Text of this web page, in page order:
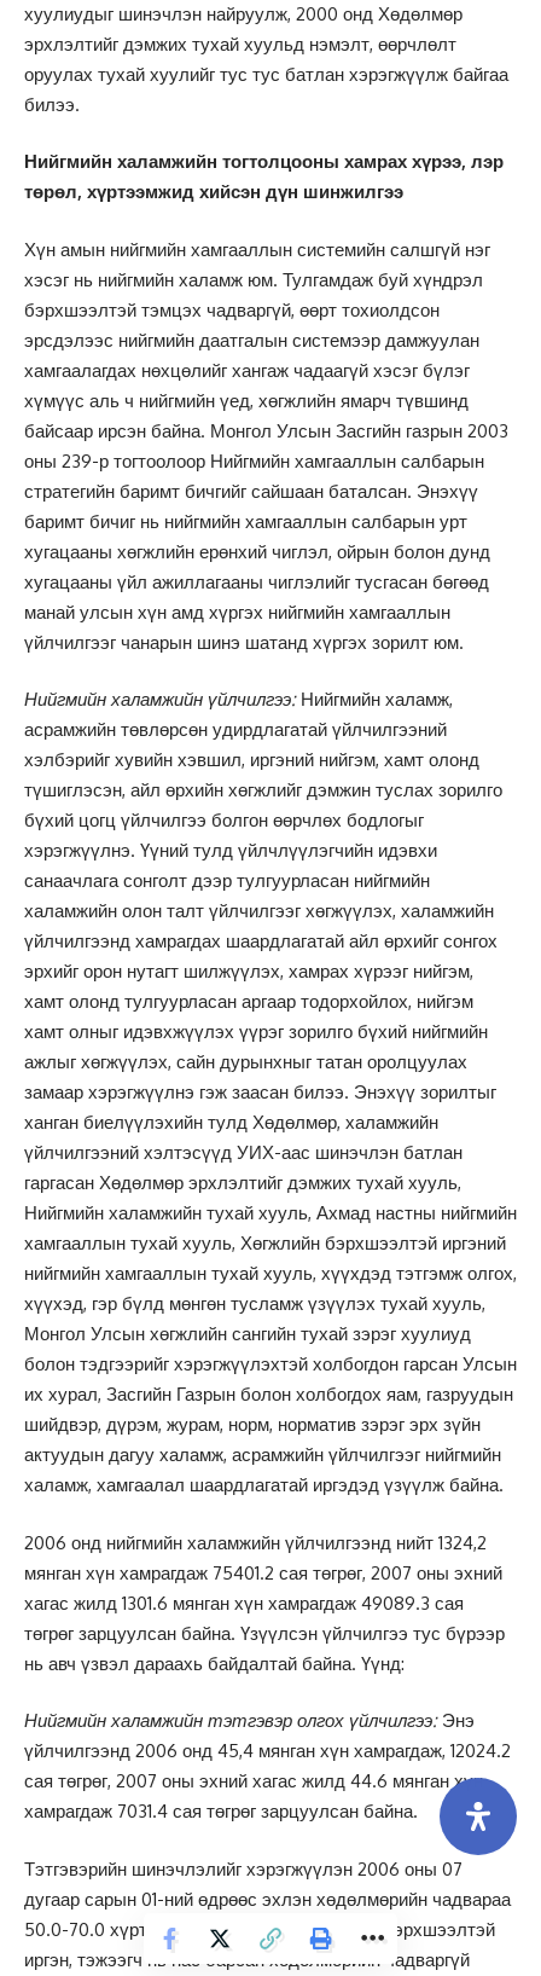
хуулиудыг шинэчлэн найруулж, 2000 онд Хөдөлмөр
эрхлэлтийг дэмжих тухай хуульд нэмэлт, өөрчлөлт
оруулах тухай хуулийг тус тус батлан хэрэгжүүлж байгаа
билээ.
Нийгмийн халамжийн тогтолцооны хамрах хүрээ, лэр
төрөл, хүртээмжид хийсэн дүн шинжилгээ
Хүн амын нийгмийн хамгааллын системийн салшгүй нэг
хэсэг нь нийгмийн халамж юм. Тулгамдаж буй хүндрэл
бэрхшээлтэй тэмцэх чадваргүй, өөрт тохиолдсон
эрсдэлээс нийгмийн даатгалын системээр дамжуулан
хамгаалагдах нөхцөлийг хангаж чадаагүй хэсэг бүлэг
хүмүүс аль ч нийгмийн үед, хөгжлийн ямарч түвшинд
байсаар ирсэн байна. Монгол Улсын Засгийн газрын 2003
оны 239-р тогтоолоор Нийгмийн хамгааллын салбарын
стратегийн баримт бичгийг сайшаан баталсан. Энэхүү
баримт бичиг нь нийгмийн хамгааллын салбарын урт
хугацааны хөгжлийн ерөнхий чиглэл, ойрын болон дунд
хугацааны үйл ажиллагааны чиглэлийг тусгасан бөгөөд
манай улсын хүн амд хүргэх нийгмийн хамгааллын
үйлчилгээг чанарын шинэ шатанд хүргэх зорилт юм.
Нийгмийн халамжийн үйлчилгээ: Нийгмийн халамж,
асрамжийн төвлөрсөн удирдлагатай үйлчилгээний
хэлбэрийг хувийн хэвшил, иргэний нийгэм, хамт олонд
түшиглэсэн, айл өрхийн хөгжлийг дэмжин туслах зорилго
бүхий цогц үйлчилгээ болгон өөрчлөх бодлогыг
хэрэгжүүлнэ. Үүний тулд үйлчлүүлэгчийн идэвхи
санаачлага сонголт дээр тулгуурласан нийгмийн
халамжийн олон талт үйлчилгээг хөгжүүлэх, халамжийн
үйлчилгээнд хамрагдах шаардлагатай айл өрхийг сонгох
эрхийг орон нутагт шилжүүлэх, хамрах хүрээг нийгэм,
хамт олонд тулгуурласан аргаар тодорхойлох, нийгэм
хамт олныг идэвхжүүлэх үүрэг зорилго бүхий нийгмийн
ажлыг хөгжүүлэх, сайн дурынхныг татан оролцуулах
замаар хэрэгжүүлнэ гэж заасан билээ. Энэхүү зорилтыг
ханган биелүүлэхийн тулд Хөдөлмөр, халамжийн
үйлчилгээний хэлтэсүүд УИХ-аас шинэчлэн батлан
гаргасан Хөдөлмөр эрхлэлтийг дэмжих тухай хууль,
Нийгмийн халамжийн тухай хууль, Ахмад настны нийгмийн
хамгааллын тухай хууль, Хөгжлийн бэрхшээлтэй иргэний
нийгмийн хамгааллын тухай хууль, хүүхдэд тэтгэмж олгох,
хүүхэд, гэр бүлд мөнгөн тусламж үзүүлэх тухай хууль,
Монгол Улсын хөгжлийн сангийн тухай зэрэг хуулиуд
болон тэдгээрийг хэрэгжүүлэхтэй холбогдон гарсан Улсын
их хурал, Засгийн Газрын болон холбогдох яам, газруудын
шийдвэр, дүрэм, журам, норм, норматив зэрэг эрх зүйн
актуудын дагуу халамж, асрамжийн үйлчилгээг нийгмийн
халамж, хамгаалал шаардлагатай иргэдэд үзүүлж байна.
2006 онд нийгмийн халамжийн үйлчилгээнд нийт 1324,2
мянган хүн хамрагдаж 75401.2 сая төгрөг, 2007 оны эхний
хагас жилд 1301.6 мянган хүн хамрагдаж 49089.3 сая
төгрөг зарцуулсан байна. Үзүүлсэн үйлчилгээ тус бүрээр
нь авч үзвэл дараахь байдалтай байна. Үүнд:
Нийгмийн халамжийн тэтгэвэр олгох үйлчилгээ:Энэ
үйлчилгээнд 2006 онд 45,4 мянган хүн хамрагдаж, 12024.2
сая төгрөг, 2007 оны эхний хагас жилд 44.6 мянган хүн
хамрагдаж 7031.4 сая төгрөг зарцуулсан байна.
Тэтгэвэрийн шинэчлэлийг хэрэгжүүлэн 2006 оны 07
дугаар сарын 01-ний өдрөөс эхлэн хөдөлмөрийн чадвараа
50.0-70.0 хүртэл хувиар алдсан хөгжлийн бэрхшээлтэй
иргэн, тэжээгч нь нас барсан хөдөлмөрийн чадваргүй